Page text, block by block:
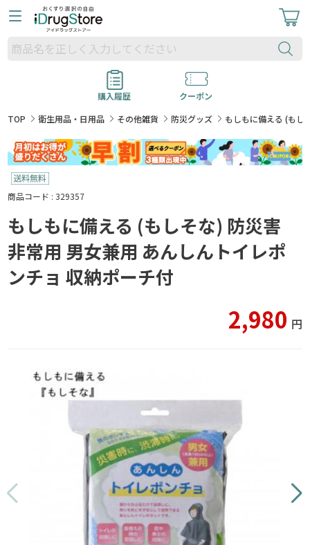
購入履歴
クーポン
TOP
衛生用品・日用品 その他雑貨 防災グッズ もしもに備える (もし
商品コード : 329357
もしもに備える (もしそな) 防災害
非常用 男女兼用 あんしんトイレポ
ンチョ 収納ポーチ付
2,980 円